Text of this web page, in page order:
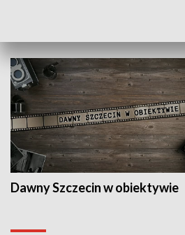
Dawny Szczecin w obiektywie